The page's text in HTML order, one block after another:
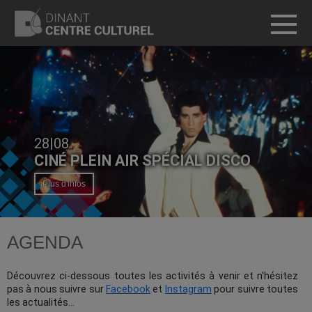
28|08
CINÉ PLEIN AIR SPÉCIAL DISCO
Plus d'infos
AGENDA
Découvrez ci-dessous toutes les activités à venir et n'hésitez
pas à nous suivre sur Facebook et Instagram pour suivre toutes
les actualités...